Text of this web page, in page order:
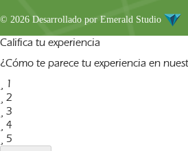
© 2026 Desarrollado por Emerald Studio
Califica tu experiencia
¿Cómo te parece tu experiencia en
1
2
3
4
5